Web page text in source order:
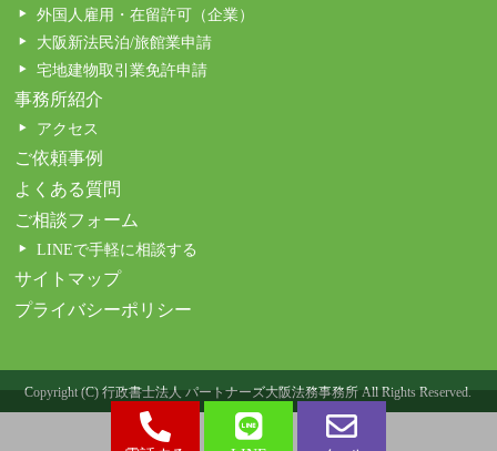
外国人雇用・在留許可（企業）
大阪新法民泊/旅館業申請
宅地建物取引業免許申請
事務所紹介
アクセス
ご依頼事例
よくある質問
ご相談フォーム
LINEで手軽に相談する
サイトマップ
プライバシーポリシー
Copyright (C) 行政書士法人 パートナーズ大阪法務事務所 All Rights Reserved.